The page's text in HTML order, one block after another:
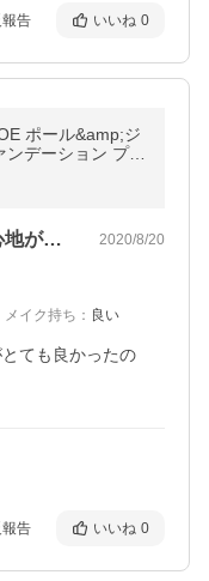
告 いいね 0
ポール&amp;ジ
デーション プラ
30ml【送料無
娘のやつをかりたところ、使い心地がとて… 2020/8/20
メイク持ち ： 良い
ても良かったの
告 いいね 0